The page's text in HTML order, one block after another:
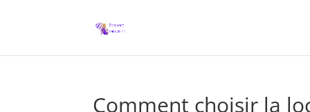
Comment choisir la